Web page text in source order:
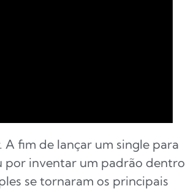
. A fim de lançar um single para
por inventar um padrão dentro
se tornaram os principais